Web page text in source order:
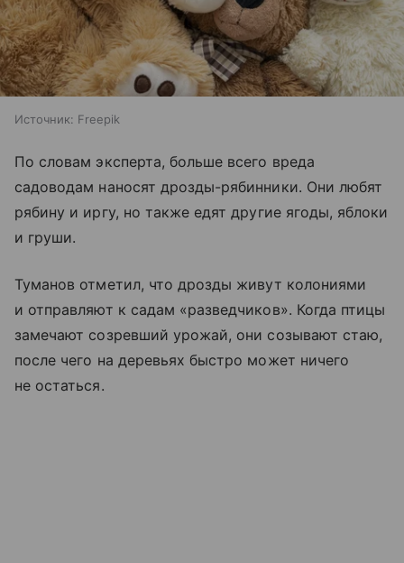
Источник: Freepik
По словам эксперта, больше всего вреда
садоводам наносят дрозды-рябинники. Они любят
рябину и иргу, но также едят другие ягоды, яблоки
и груши.
Туманов отметил, что дрозды живут колониями
и отправляют к садам «разведчиков». Когда птицы
замечают созревший урожай, они созывают стаю,
после чего на деревьях быстро может ничего
не остаться.